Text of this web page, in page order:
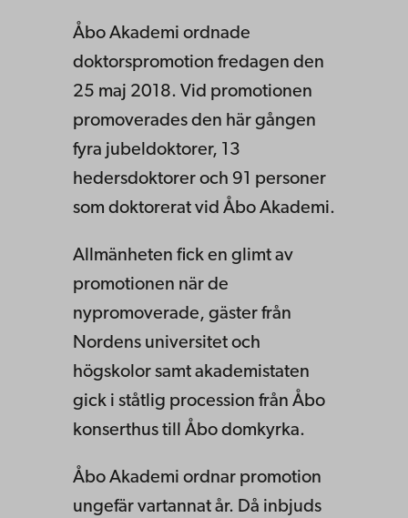
Åbo Akademi ordnade
doktorspromotion fredagen den
25 maj 2018. Vid promotionen
promoverades den här gången
fyra jubeldoktorer, 13
hedersdoktorer och 91 personer
som doktorerat vid Åbo Akademi.
Allmänheten fick en glimt av
promotionen när de
nypromoverade, gäster från
Nordens universitet och
högskolor samt akademistaten
gick i ståtlig procession från Åbo
konserthus till Åbo domkyrka.
Åbo Akademi ordnar promotion
ungefär vartannat år. Då inbjuds